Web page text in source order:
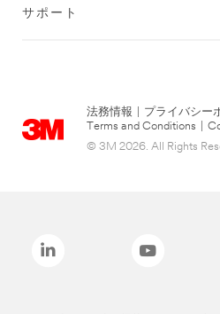
サポート
法務情報 プライバシー
Terms and Conditions
© 3M 2026. All Rights